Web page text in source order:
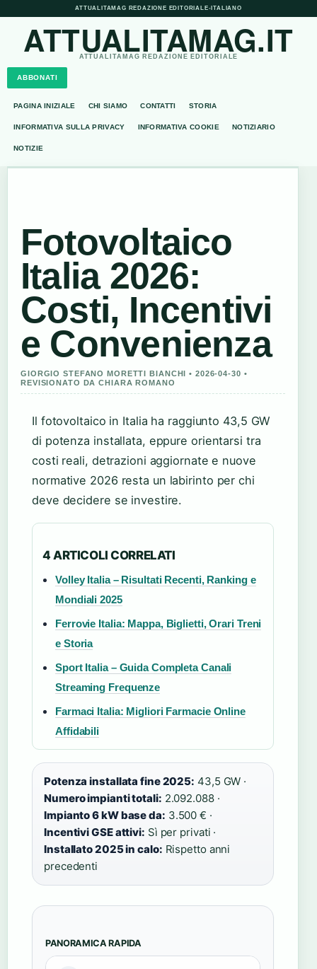
ATTUALITAMAG REDAZIONE EDITORIALE• ITALIANO
ATTUALITAMAG.IT
ATTUALITAMAG REDAZIONE EDITORIALE
ABBONATI
PAGINA INIZIALE CHI SIAMO CONTATTI STORIA
INFORMATIVA SULLA PRIVACY INFORMATIVA COOKIE NOTIZIARIO
NOTIZIE
Fotovoltaico
Italia 2026:
Costi, Incentivi
e Convenienza
GIORGIO STEFANO MORETTI BIANCHI • 2026-04-30 •
REVISIONATO DA CHIARA ROMANO
Il fotovoltaico in Italia ha raggiunto 43,5 GW
di potenza installata, eppure orientarsi tra
costi reali, detrazioni aggiornate e nuove
normative 2026 resta un labirinto per chi
deve decidere se investire.
4 ARTICOLI CORRELATI
Volley Italia – Risultati Recenti, Ranking e
Mondiali 2025
Ferrovie Italia: Mappa, Biglietti, Orari Treni
e Storia
Sport Italia – Guida Completa Canali
Streaming Frequenze
Farmaci Italia: Migliori Farmacie Online
Affidabili
Potenza installata fine 2025: 43,5 GW ·
Numero impianti totali: 2.092.088 ·
Impianto 6 kW base da: 3.500 € ·
Incentivi GSE attivi: Sì per privati ·
Installato 2025 in calo: Rispetto anni
precedenti
PANORAMICA RAPIDA